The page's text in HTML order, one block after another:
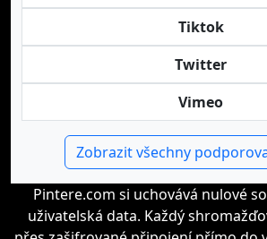
Tiktok
Twitter
Vimeo
Zobrazit všechny
Pintere.com si uchovává nulové
uživatelská data. Každý